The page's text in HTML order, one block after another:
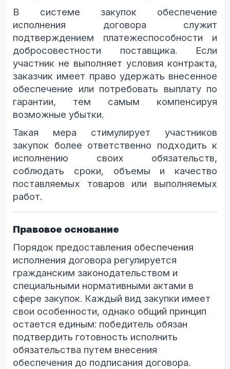
В системе закупок обеспечение
исполнения договора служит
подтверждением платежеспособности и
добросовестности поставщика. Если
участник не выполняет условия контракта,
заказчик имеет право удержать внесенное
обеспечение или потребовать выплату по
гарантии, тем самым компенсируя
возможные убытки.
Такая мера стимулирует участников
закупок более ответственно подходить к
исполнению своих обязательств,
соблюдать сроки, объемы и качество
поставляемых товаров или выполняемых
работ.
Правовое основание
Порядок предоставления обеспечения
исполнения договора регулируется
гражданским законодательством и
специальными нормативными актами в
сфере закупок. Каждый вид закупки имеет
свои особенности, однако общий принцип
остается единым: победитель обязан
подтвердить готовность исполнить
обязательства путем внесения
обеспечения до подписания договора.